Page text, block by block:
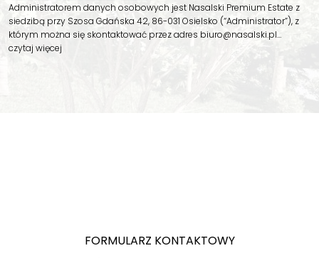
Administratorem danych osobowych jest Nasalski Premium Estate z
siedzibą przy Szosa Gdańska 42, 86-031 Osielsko (“Administrator”), z
którym można się skontaktować przez adres biuro@nasalski.pl…
czytaj więcej
FORMULARZ KONTAKTOWY